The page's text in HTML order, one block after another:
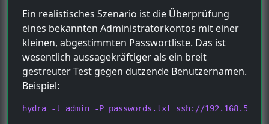
Ein realistisches Szenario ist die Überprüfung
eines bekannten Administratorkontos mit einer
kleinen, abgestimmten Passwortliste. Das ist
wesentlich aussagekräftiger als ein breit
gestreuter Test gegen dutzende Benutzernamen.
Beispiel:
hydra -l admin -P passwords.txt ssh://